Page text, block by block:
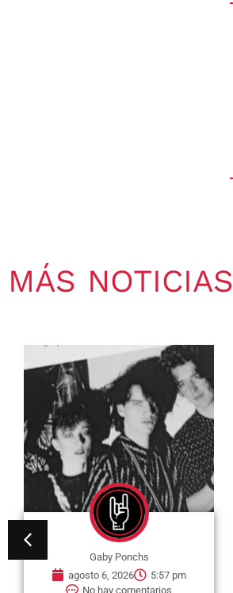
MÁS NOTICIAS
Gaby Ponchs
agosto 6, 2026
5:57 pm
No hay comentarios